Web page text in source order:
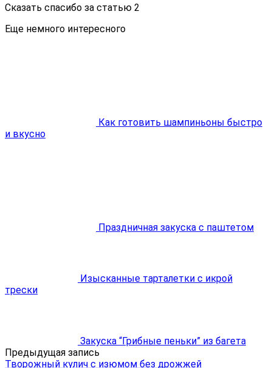
Сказать спасибо за статью 2
Еще немного интересного
Как готовить шампиньоны быстро
и вкусно
Праздничная закуска с паштетом
Изысканные тарталетки с икрой
трески
Закуска “Грибные пеньки” из багета
Предыдущая запись
Творожный кулич с изюмом без дрожжей